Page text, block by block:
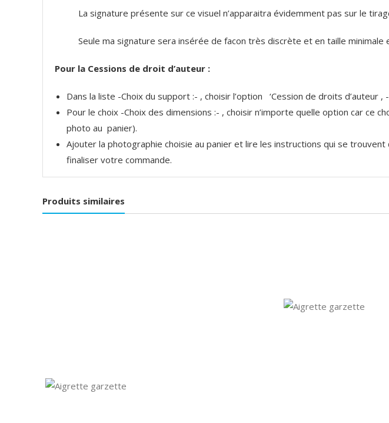
La signature présente sur ce visuel n’apparaitra évidemment pas sur le
Seule ma signature sera insérée de facon très discrète et en taille minimale
Pour la Cessions de droit d’auteur :
Dans la liste -Choix du support :- , choisir l’option ‘Cession de droits d’auteur ,
Pour le choix -Choix des dimensions :- , choisir n’importe quelle option car ce
photo au panier).
Ajouter la photographie choisie au panier et lire les instructions qui se
finaliser votre commande.
Produits similaires